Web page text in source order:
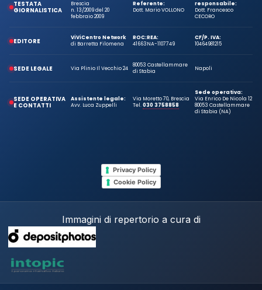
TESTATA
GIORNALISTICA
Brescia
n. 13/2009 del 20
febbraio 2009
Referente:
Dott. Mario VOLLONO
responsabile:
Dott. Francesco
CECORO
EDITORE
ViViCentro Network
di Barretta Filomena
ROC:
41663
REA:
NA-1107749
CF/P. IVA:
10464981215
SEDE LEGALE Via Plinio Il Vecchio 24
80053 Castellammare
di Stabia
Napoli
SEDE OPERATIVA
E CONTATTI
Assistente legale:
Avv. Luca Zuppelli
Via Moretto 70, Brescia
Tel.030 3758858
Sede operativa:
Via Enrico De Nicola 12
80053 Castellammare
di Stabia (NA)
Privacy Policy
Cookie Policy
Immagini di repertorio a cura di